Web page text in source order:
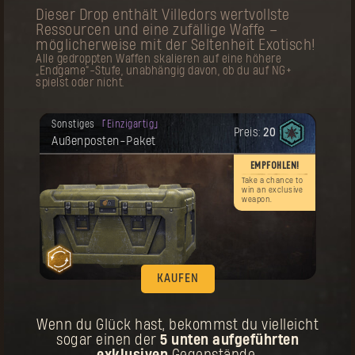
Outfit Legendär
Urpilger-Outfit
Preis:60
Deine Belohnung ist freigeschaltet
worden.
Talisman Artefakt
Urpilger-Talisman
Preis:20
Deine Belohnung ist freigeschaltet
worden.
Dieser Drop enthält Villedors wertvollste
Ressourcen und eine zufällige Waffe –
möglicherweise mit der Seltenheit Exotisch!
Alle gedroppten Waffen skalieren auf eine höhere
„Endgame“-Stufe, unabhängig davon, ob du auf NG+
spielst oder nicht.
Sonstiges Einzigartig
Außenposten-Paket
Preis: 20
EMPFOHLEN!
Take a chance to
win an exclusive
weapon.
KAUFEN
Deine Belohnung ist freigeschaltet
worden.
Zur Erinnerung! Dieser Gegenstand kann
Wenn du Glück hast, bekommst du vielleicht
sogar einen der 5 unten aufgeführten